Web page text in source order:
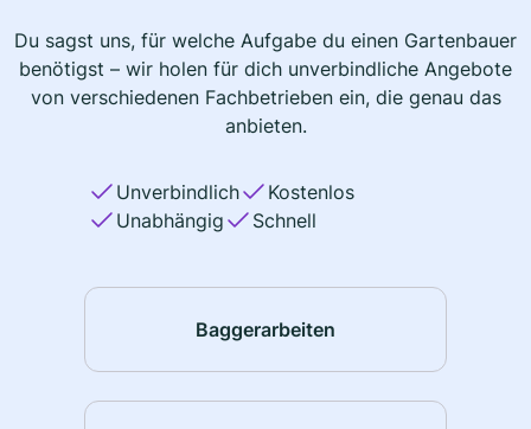
Du sagst uns, für welche Aufgabe du einen Gartenbauer
benötigst – wir holen für dich unverbindliche Angebote
von verschiedenen Fachbetrieben ein, die genau das
anbieten.
Unverbindlich
Kostenlos
Unabhängig
Schnell
Baggerarbeiten